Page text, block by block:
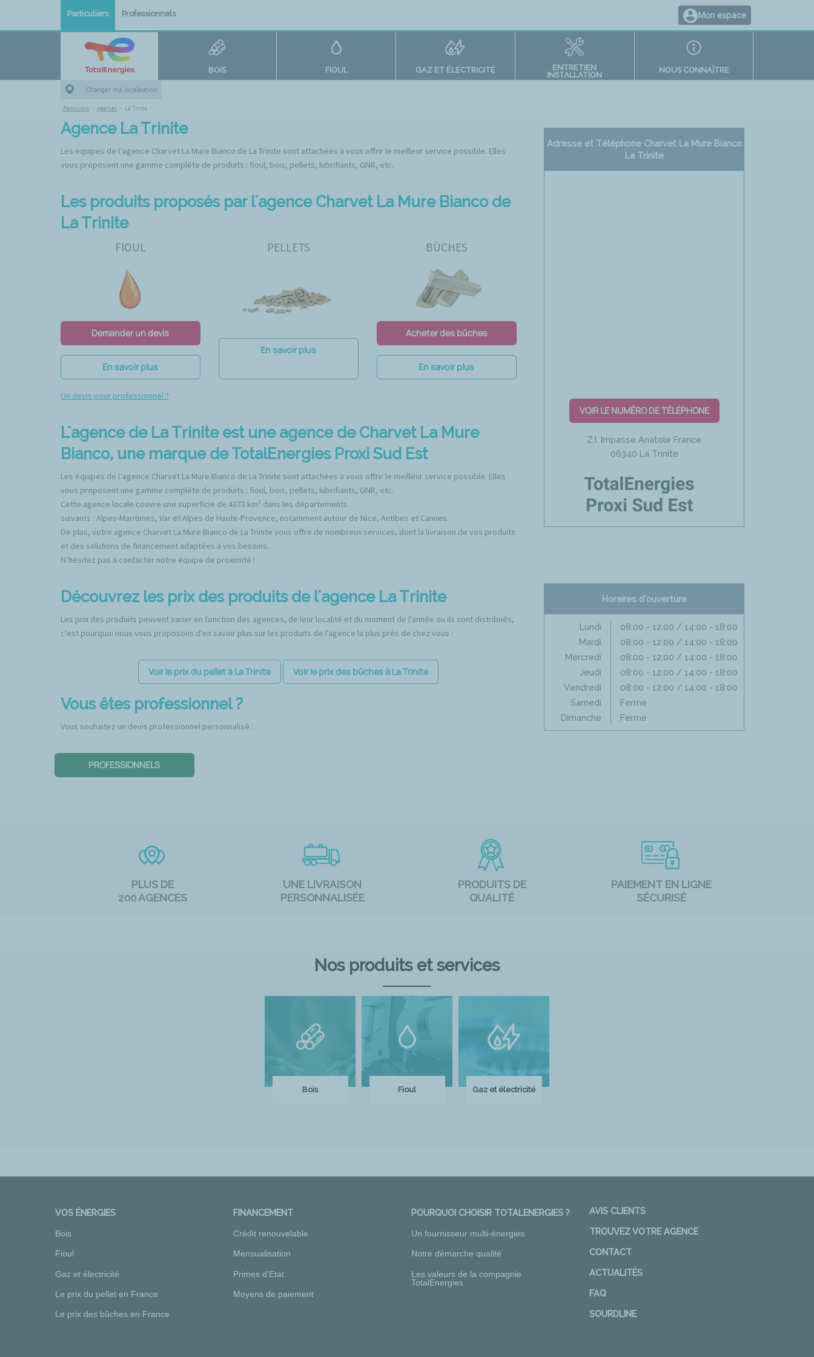
Particuliers Professionnels Mon espace
BOIS FIOUL GAZ ET ÉLECTRICITÉ
ENTRETIEN
INSTALLATION
NOUS CONNAÎTRE
Changer ma localisation
Particuliers > Agences > La Trinite
Agence La Trinite
Les équipes de l’agence Charvet La Mure Bianco de La Trinite sont attachées à vous offrir le meilleur service possible. Elles
vous proposent une gamme complète de produits : fioul, bois, pellets, lubrifiants, GNR, etc.
Les produits proposés par l'agence Charvet La Mure Bianco de
La Trinite
FIOUL
Demander un devis
En savoir plus
PELLETS
En savoir plus
BÛCHES
Acheter des bûches
En savoir plus
Un devis pour professionnel ?
L'agence de La Trinite est une agence de Charvet La Mure
Bianco, une marque de TotalEnergies Proxi Sud Est
Les équipes de l’agence Charvet La Mure Bianco de La Trinite sont attachées à vous offrir le meilleur service possible. Elles
vous proposent une gamme complète de produits : fioul, bois, pellets, lubrifiants, GNR, etc.
Cette agence locale couvre une superficie de 4373 km² dans les départements
suivants : Alpes-Maritimes, Var et Alpes de Haute-Provence, notamment autour de Nice, Antibes et Cannes.
De plus, votre agence Charvet La Mure Bianco de La Trinite vous offre de nombreux services, dont la livraison de vos produits
et des solutions de financement adaptées à vos besoins.
N’hésitez pas à contacter notre équipe de proximité !
Découvrez les prix des produits de l'agence La Trinite
Les prix des produits peuvent varier en fonction des agences, de leur localité et du moment de l'année ou ils sont distribués,
c'est pourquoi nous vous proposons d'en savoir plus sur les produits de l'agence la plus près de chez vous :
Voir le prix du pellet à La Trinite Voir le prix des bûches à La Trinite
Vous êtes professionnel ?
Vous souhaitez un devis professionnel personnalisé :
PROFESSIONNELS
Adresse et Téléphone Charvet La Mure Bianco
La Trinite
VOIR LE NUMÉRO DE TÉLÉPHONE
Z.I. Impasse Anatole France
06340 La Trinite
Horaires d'ouverture
Lundi
08:00 - 12:00 / 14:00 - 18:00
Mardi
08:00 - 12:00 / 14:00 - 18:00
Mercredi
08:00 - 12:00 / 14:00 - 18:00
Jeudi
08:00 - 12:00 / 14:00 - 18:00
Vendredi
08:00 - 12:00 / 14:00 - 18:00
Samedi
Fermé
Dimanche
Fermé
PLUS DE
200 AGENCES
UNE LIVRAISON
PERSONNALISÉE
PRODUITS DE
QUALITÉ
PAIEMENT EN LIGNE
SÉCURISÉ
Nos produits et services
Bois Fioul Gaz et électricité
VOS ÉNERGIES
Bois
Fioul
Gaz et électricité
Le prix du pellet en France
Le prix des bûches en France
FINANCEMENT
Crédit renouvelable
Mensualisation
Primes d'Etat
Moyens de paiement
POURQUOI CHOISIR TOTALENERGIES ?
Un fournisseur multi-énergies
Notre démarche qualité
Les valeurs de la compagnie
TotalEnergies
AVIS CLIENTS
TROUVEZ VOTRE AGENCE
CONTACT
ACTUALITÉS
FAQ
SOURDLINE